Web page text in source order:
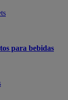
para bebidas